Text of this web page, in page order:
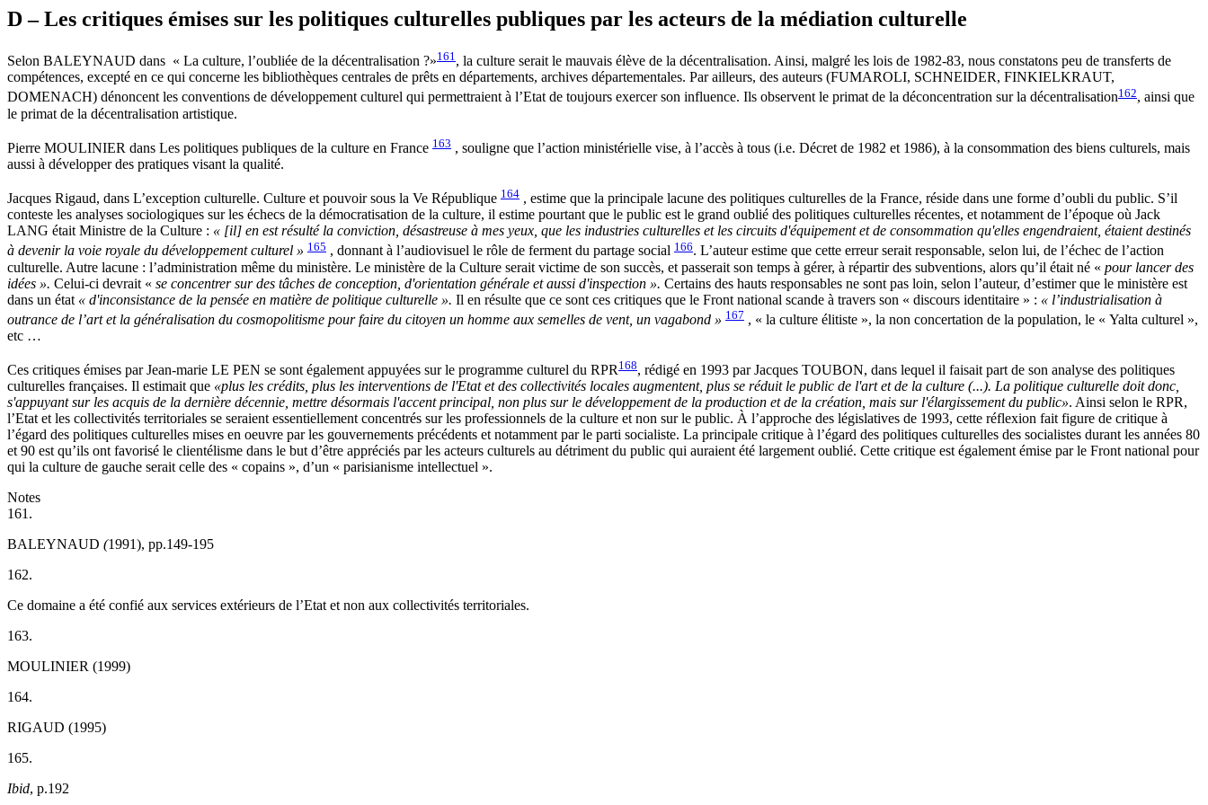
D – Les critiques émises sur les politiques culturelles publiques par les acteurs de la médiation culturelle
Selon BALEYNAUD dans « La culture, l’oubliée de la décentralisation ?»161 , la culture serait le mauvais élève de la décentralisation. Ainsi, malgré les lois de 1982-83, nous constatons peu de transferts de
compétences, excepté en ce qui concerne les bibliothèques centrales de prêts en départements, archives départementales. Par ailleurs, des auteurs (FUMAROLI, SCHNEIDER, FINKIELKRAUT,
DOMENACH) dénoncent les conventions de développement culturel qui permettraient à l’Etat de toujours exercer son influence. Ils observent le primat de la déconcentration sur la décentralisation162, ainsi que
le primat de la décentralisation artistique.
Pierre MOULINIER dans Les politiques publiques de la culture en France 163 , souligne que l’action ministérielle vise, à l’accès à tous (i.e. Décret de 1982 et 1986), à la consommation des biens culturels, mais
aussi à développer des pratiques visant la qualité.
Jacques Rigaud, dans L’exception culturelle. Culture et pouvoir sous la Ve République 164 , estime que la principale lacune des politiques culturelles de la France, réside dans une forme d’oubli du public. S’il
conteste les analyses sociologiques sur les échecs de la démocratisation de la culture, il estime pourtant que le public est le grand oublié des politiques culturelles récentes, et notamment de l’époque où Jack
LANG était Ministre de la Culture : « [il] en est résulté la conviction, désastreuse à mes yeux, que les industries culturelles et les circuits d'équipement et de consommation qu'elles engendraient, étaient destinés
à devenir la voie royale du développement culturel » 165 , donnant à l’audiovisuel le rôle de ferment du partage social 166. L’auteur estime que cette erreur serait responsable, selon lui, de l’échec de l’action
culturelle. Autre lacune : l’administration même du ministère. Le ministère de la Culture serait victime de son succès, et passerait son temps à gérer, à répartir des subventions, alors qu’il était né « pour lancer des
idées ». Celui-ci devrait « se concentrer sur des tâches de conception, d'orientation générale et aussi d'inspection ». Certains des hauts responsables ne sont pas loin, selon l’auteur, d’estimer que le ministère est
dans un état « d'inconsistance de la pensée en matière de politique culturelle ». Il en résulte que ce sont ces critiques que le Front national scande à travers son « discours identitaire » : « l’industrialisation à
outrance de l’art et la généralisation du cosmopolitisme pour faire du citoyen un homme aux semelles de vent, un vagabond » 167 , « la culture élitiste », la non concertation de la population, le « Yalta culturel »,
etc …
Ces critiques émises par Jean-marie LE PEN se sont également appuyées sur le programme culturel du RPR 168, rédigé en 1993 par Jacques TOUBON, dans lequel il faisait part de son analyse des politiques
culturelles françaises. Il estimait que «plus les crédits, plus les interventions de l'Etat et des collectivités locales augmentent, plus se réduit le public de l'art et de la culture (...). La politique culturelle doit donc,
s'appuyant sur les acquis de la dernière décennie, mettre désormais l'accent principal, non plus sur le développement de la production et de la création, mais sur l'élargissement du public». Ainsi selon le RPR,
l’Etat et les collectivités territoriales se seraient essentiellement concentrés sur les professionnels de la culture et non sur le public. À l’approche des législatives de 1993, cette réflexion fait figure de critique à
l’égard des politiques culturelles mises en oeuvre par les gouvernements précédents et notamment par le parti socialiste. La principale critique à l’égard des politiques culturelles des socialistes durant les années 80
et 90 est qu’ils ont favorisé le clientélisme dans le but d’être appréciés par les acteurs culturels au détriment du public qui auraient été largement oublié. Cette critique est également émise par le Front national pour
qui la culture de gauche serait celle des « copains », d’un « parisianisme intellectuel ».
Notes
161.
BALEYNAUD (1991), pp.149-195
162.
Ce domaine a été confié aux services extérieurs de l’Etat et non aux collectivités territoriales.
163.
MOULINIER (1999)
164.
RIGAUD (1995)
165.
Ibid, p.192